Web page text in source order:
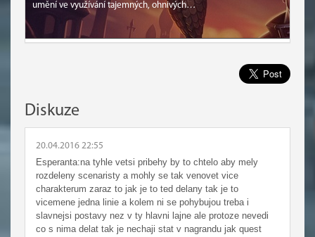
umění ve využívání tajemných, ohnivých…
Diskuze
20.04.2016 22:55
Esperanta:na tyhle vetsi pribehy by to chtelo aby mely
rozdeleny scenaristy a mohly se tak venovet vice
charakterum zaraz to jak je to ted delany tak je to
vicemene jedna linie a kolem ni se pohybujou treba i
slavnejsi postavy nez v ty hlavni lajne ale protoze nevedi
co s nima delat tak je nechaji stat v nagrandu jak quest